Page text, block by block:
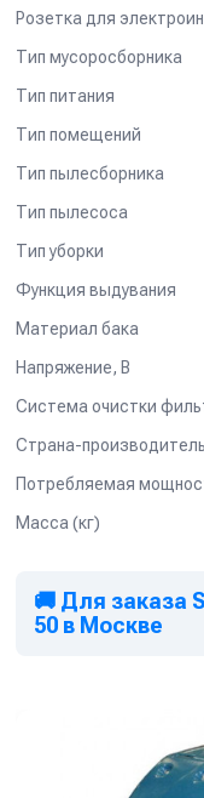
Тип мусоросборника
Тип питания
Тип помещений
Тип пылесборника
Тип пылесоса
Тип уборки
Функция выдувания
Материал бака
Напряжение, В
Система очистки
Страна-производитель
Потребляемая
Масса (кг)
🚚 Для заказа
50 в Москве